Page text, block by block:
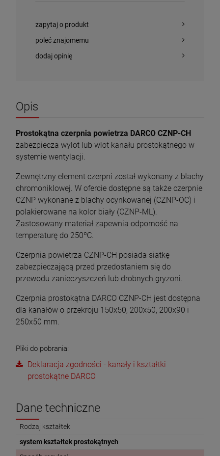
Cena regularna:
Najniższa cena:
DO KOSZYKA
DO KOSZYKA
zapytaj o produkt
poleć znajomemu
dodaj opinię
Opis
Prostokątna czerpnia powietrza DARCO CZNP-CH
zabezpiecza wylot lub wlot kanału prostokątnego w
systemie wentylacji.
Zewnętrzny element czerpni został wykonany z blachy
chromoniklowej. W ofercie dostępne są także czerpnie
CZNP wykonane z blachy ocynkowanej (CZNP-OC) i
polakierowane na kolor biały (CZNP-ML).
Zastosowany materiał zapewnia odporność na
temperaturę do 250ºC.
Czerpnia powietrza CZNP-CH posiada siatkę
zabezpieczającą przed przedostaniem się do
przewodu zanieczyszczeń lub drobnych gryzoni.
Czerpnia prostokątna DARCO CZNP-CH jest dostępna
dla kanałów o przekroju 150x50, 200x50, 200x90 i
250x50 mm.
Pliki do pobrania:
Deklaracja zgodności - kanały i kształtki
prostokątne DARCO
Dane techniczne
Rodzaj kształtek
system kształtek prostokątnych